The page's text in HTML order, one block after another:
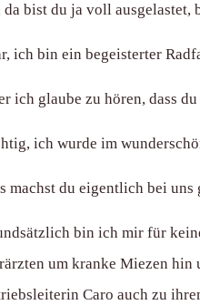
da bist du ja voll
ich bin ein begeisterter
ich glaube zu hören, dass
ich wurde im
machst du eigentlich bei uns
bin ich mir für
um kranke Miezen hin
Caro auch zu